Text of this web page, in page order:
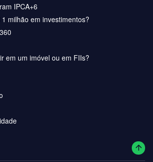
IPCA+6
milhão em investimentos?
em um imóvel ou em FIIs?